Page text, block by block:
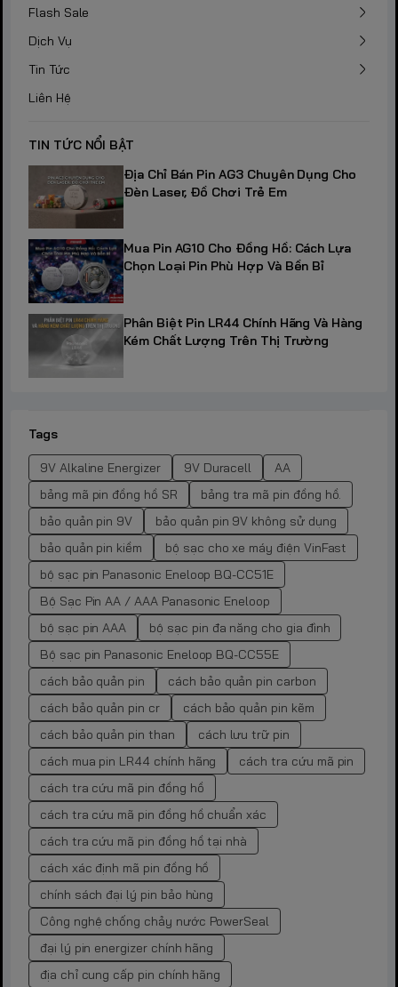
Flash Sale
Dịch Vụ
Tin Tức
Liên Hệ
TIN TỨC NỔI BẬT
Địa Chỉ Bán Pin AG3 Chuyên Dụng Cho
Đèn Laser, Đồ Chơi Trẻ Em
Mua Pin AG10 Cho Đồng Hồ: Cách Lựa
Chọn Loại Pin Phù Hợp Và Bền Bỉ
Phân Biệt Pin LR44 Chính Hãng Và Hàng
Kém Chất Lượng Trên Thị Trường
Tags
9V Alkaline Energizer 9V Duracell
AA
bảng mã pin đồng hồ SR
bảng tra mã pin đồng hồ.
bảo quản pin 9V
bảo quản pin 9V không sử dụng
bảo quản pin kiềm
bộ sạc cho xe máy điện VinFast
bộ sạc pin Panasonic Eneloop BQ-CC51E
Bộ Sạc Pin AA / AAA Panasonic Eneloop
bộ sạc pin AAA
bộ sạc pin đa năng cho gia đình
Bộ sạc pin Panasonic Eneloop BQ-CC55E
cách bảo quản pin
cách bảo quản pin carbon
cách bảo quản pin cr
cách bảo quản pin kẽm
cách bảo quản pin than
cách lưu trữ pin
cách mua pin LR44 chính hãng
cách tra cứu mã pin
cách tra cứu mã pin đồng hồ
cách tra cứu mã pin đồng hồ chuẩn xác
cách tra cứu mã pin đồng hồ tại nhà
cách xác định mã pin đồng hồ
chính sách đại lý pin bảo hùng
Công nghệ chống chảy nước PowerSeal
đại lý pin energizer chính hãng
địa chỉ cung cấp pin chính hãng